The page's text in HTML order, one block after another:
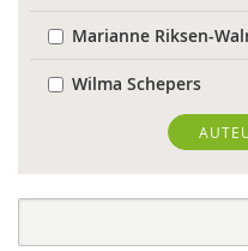
Marianne Riksen-
Wilma Schepers